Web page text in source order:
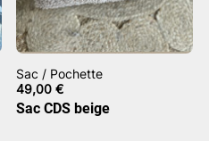
Sac / Pochette
49,00€
Sac CDS beige